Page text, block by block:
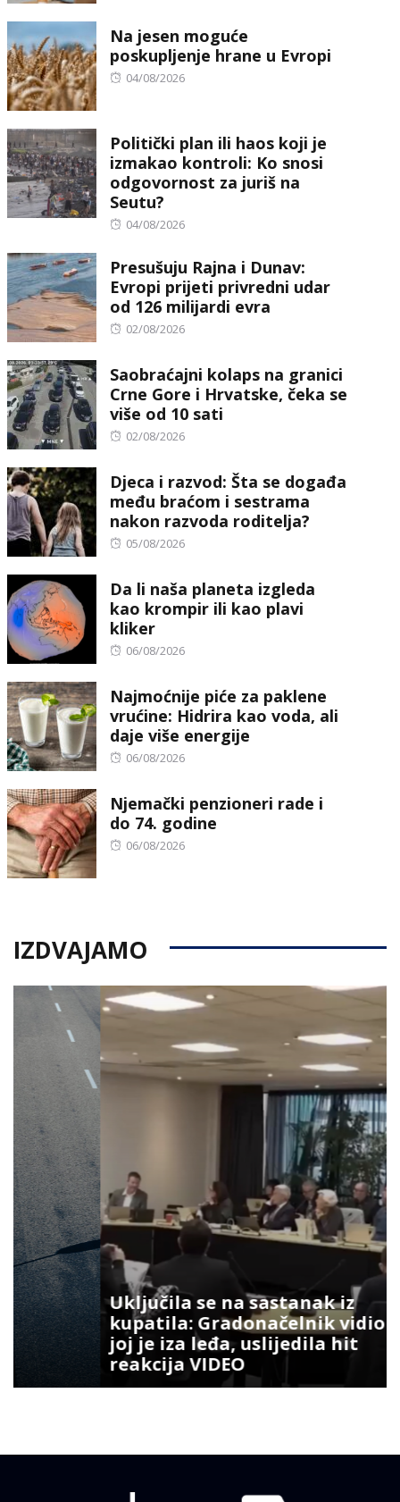
Na jesen moguće
poskupljenje hrane u Evropi
Posted
04/08/2026
Politički plan ili haos koji je
izmakao kontroli: Ko snosi
odgovornost za juriš na
Seutu?
Posted
04/08/2026
Presušuju Rajna i Dunav:
Evropi prijeti privredni udar
od 126 milijardi evra
Posted
02/08/2026
Saobraćajni kolaps na granici
Crne Gore i Hrvatske, čeka se
više od 10 sati
Posted
02/08/2026
Djeca i razvod: Šta se događa
među braćom i sestrama
nakon razvoda roditelja?
Posted
05/08/2026
Da li naša planeta izgleda
kao krompir ili kao plavi
kliker
Posted
06/08/2026
Najmoćnije piće za paklene
vrućine: Hidrira kao voda, ali
daje više energije
Posted
06/08/2026
Njemački penzioneri rade i
do 74. godine
Posted
06/08/2026
IZDVAJAMO
Uključila se na sastanak iz
kupatila: Gradonačelnik vidio šta
joj je iza leđa, uslijedila hit
reakcija VIDEO